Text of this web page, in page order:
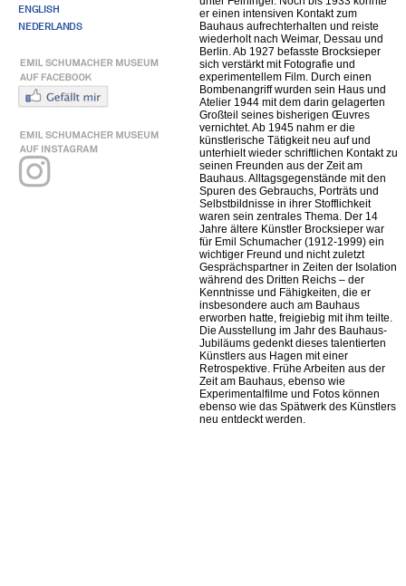
ENGLISH
NEDERLANDS
er einen intensiven Kontakt zum
Bauhaus aufrechterhalten und reiste
wiederholt nach Weimar, Dessau und
Berlin. Ab 1927 befasste Brocksieper
sich verstärkt mit Fotografie und
experimentellem Film. Durch einen
Bombenangriff wurden sein Haus und
Atelier 1944 mit dem darin gelagerten
Großteil seines bisherigen Œuvres
vernichtet. Ab 1945 nahm er die
künstlerische Tätigkeit neu auf und
unterhielt wieder schriftlichen Kontakt zu
seinen Freunden aus der Zeit am
Bauhaus. Alltagsgegenstände mit den
Spuren des Gebrauchs, Porträts und
Selbstbildnisse in ihrer Stofflichkeit
waren sein zentrales Thema. Der 14
Jahre ältere Künstler Brocksieper war
für Emil Schumacher (1912-1999) ein
wichtiger Freund und nicht zuletzt
Gesprächspartner in Zeiten der Isolation
während des Dritten Reichs – der
Kenntnisse und Fähigkeiten, die er
insbesondere auch am Bauhaus
erworben hatte, freigiebig mit ihm teilte.
Die Ausstellung im Jahr des Bauhaus-
Jubiläums gedenkt dieses talentierten
Künstlers aus Hagen mit einer
Retrospektive. Frühe Arbeiten aus der
Zeit am Bauhaus, ebenso wie
Experimentalfilme und Fotos können
ebenso wie das Spätwerk des Künstlers
neu entdeckt werden.